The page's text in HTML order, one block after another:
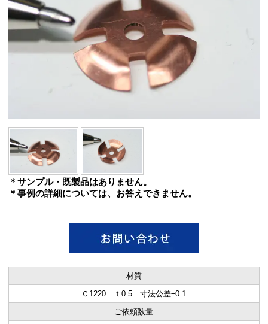
＊サンプル・既製品はありません。
＊事例の詳細については、お答えできません。
材質
Ｃ1220 ｔ0.5 寸法公差±0.1
ご依頼数量